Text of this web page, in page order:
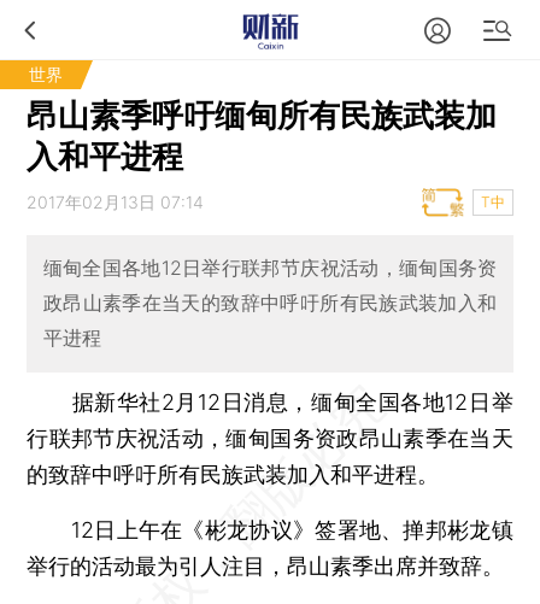
世界
昂山素季呼吁缅甸所有民族武装加
入和平进程
2017年02月13日 07:14 T中
缅甸全国各地12日举行联邦节庆祝活动，缅甸国务资
政昂山素季在当天的致辞中呼吁所有民族武装加入和
平进程
据新华社2月12日消息，缅甸全国各地12日举
行联邦节庆祝活动，缅甸国务资政昂山素季在当天
的致辞中呼吁所有民族武装加入和平进程。
12日上午在《彬龙协议》签署地、掸邦彬龙镇
举行的活动最为引人注目，昂山素季出席并致辞。